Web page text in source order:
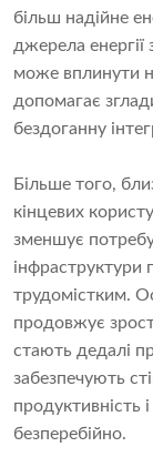
більш надійне
джерела енергії
може вплинути
допомагає
бездоганну
Більше того,
кінцевих
зменшує
інфраструктури
трудомістким.
продовжує
стають дедалі
забезпечують
продуктивність
безперебійно.